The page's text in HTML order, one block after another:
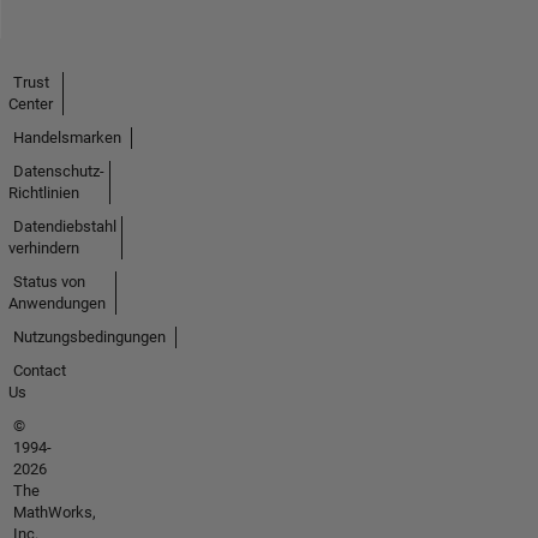
Trust
Center
Handelsmarken
Datenschutz-
Richtlinien
Datendiebstahl
verhindern
Status von
Anwendungen
Nutzungsbedingungen
Contact
Us
©
1994-
2026
The
MathWorks,
Inc.